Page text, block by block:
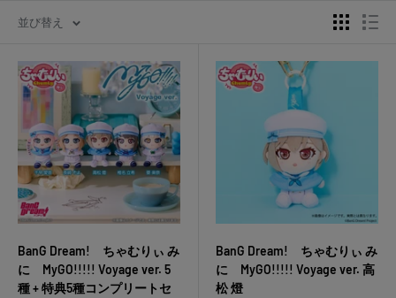
ラ
ン
ス
ア
並び替え
BanG Dream! ちゃむりぃ み
に MyGO!!!!! Voyage ver. 5
種 + 特典5種コンプリートセ
BanG Dream! ちゃむりぃ み
に MyGO!!!!! Voyage ver. 高
松 燈